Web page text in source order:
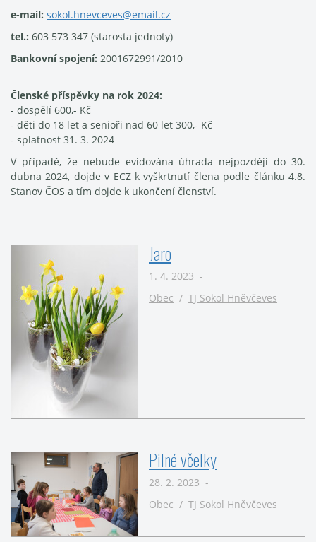
e-mail: sokol.hnevceves@email.cz
tel.: 603 573 347 (starosta jednoty)
Bankovní spojení: 2001672991/2010
Členské příspěvky na rok 2024:
- dospělí 600,- Kč
- děti do 18 let a senioři nad 60 let 300,- Kč
- splatnost 31. 3. 2024
V případě, že nebude evidována úhrada nejpozději do 30.
dubna 2024, dojde v ECZ k vyškrtnutí člena podle článku 4.8.
Stanov ČOS a tím dojde k ukončení členství.
Jaro
1. 4. 2023 -
Obec / TJ Sokol Hněvčeves
Pilné včelky
28. 2. 2023 -
Obec / TJ Sokol Hněvčeves